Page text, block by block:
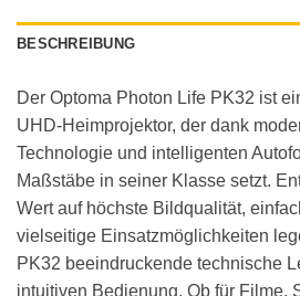
BESCHREIBUNG
Der Optoma Photon Life PK32 ist
UHD-Heimprojektor, der dank
Technologie und intelligenten
Maßstäbe in seiner Klasse setzt.
Wert auf höchste Bildqualität,
vielseitige Einsatzmöglichkeiten
PK32 beeindruckende technische
intuitiven Bedienung. Ob für Filme,